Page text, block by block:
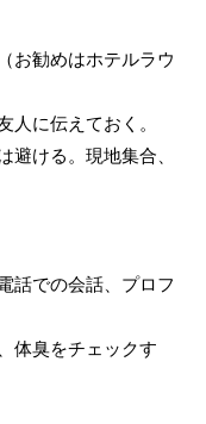
お勧めはホテルラウ
人に伝えておく。
避ける。現地集合、
話での会話、プロフ
体臭をチェックす